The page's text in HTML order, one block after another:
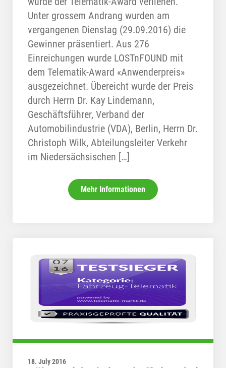
Unter grossem Andrang wurden am
vergangenen Dienstag (29.09.2016) die
Gewinner präsentiert. Aus 276
Einreichungen wurde LOSTnFOUND mit
dem Telematik-Award «Anwenderpreis»
ausgezeichnet. Übereicht wurde der Preis
durch Herrn Dr. Kay Lindemann,
Geschäftsführer, Verband der
Automobilindustrie (VDA), Berlin, Herrn Dr.
Christoph Wilk, Abteilungsleiter Verkehr
im Niedersächsischen […]
Mehr Informationen
18. July 2016